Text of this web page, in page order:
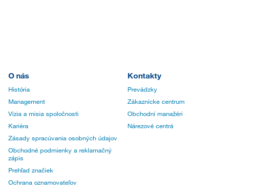
O nás
História
Management
Vízia a misia spoločnosti
Kariéra
Zásady spracúvania osobných údajov
Obchodné podmienky a reklamačný
zápis
Prehľad značiek
Ochrana oznamovateľov
Kontakty
Prevádzky
Zákaznícke centrum
Obchodní manažéri
Nárezové centrá